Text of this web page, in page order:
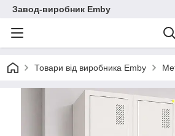
Завод-виробник Emby
Товари від виробника Emby